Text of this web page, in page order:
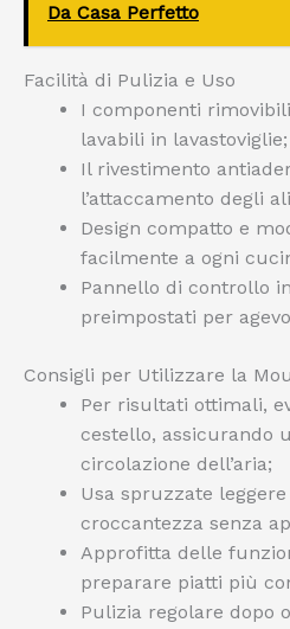
Da Casa Perfetto
Facilità di Pulizia e Uso
I componenti
lavabili in lavastoviglie;
Il rivestimento
l’attaccamento degli
Design compatto e
facilmente a ogni
Pannello di controllo
preimpostati per
Consigli per Utilizzare la
Per risultati ottimali,
cestello, assicurando
circolazione dell’aria;
Usa spruzzate
croccantezza senza
Approfitta delle
preparare piatti più
Pulizia regolare dopo